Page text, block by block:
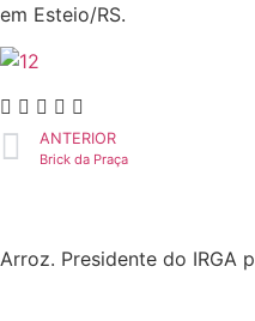
em Esteio/RS.
ANTERIOR
Brick da Praça
Arroz. Presidente do IRGA